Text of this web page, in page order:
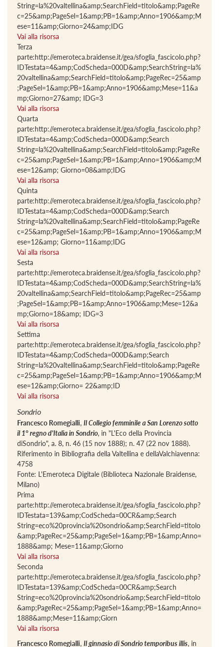
String=la%20valtellina&amp;SearchField=titolo&amp;PageRe
c=25&amp;PageSel=1&amp;PB=1&amp;Anno=1906&amp;M
ese=11&amp;Giorno=24&amp;IDG
Vai alla risorsa
Terza
parte:http://emeroteca.braidense.it/gea/sfoglia_fascicolo.php?
IDTestata=4&amp;CodScheda=000D&amp;SearchString=la%
20valtellina&amp;SearchField=titolo&amp;PageRec=25&amp
;PageSel=1&amp;PB=1&amp;Anno=1906&amp;Mese=11&a
mp;Giorno=27&amp; IDG=3
Vai alla risorsa
Quarta
parte:http://emeroteca.braidense.it/gea/sfoglia_fascicolo.php?
IDTestata=4&amp;CodScheda=000D&amp;Search
String=la%20valtellina&amp;SearchField=titolo&amp;PageRe
c=25&amp;PageSel=1&amp;PB=1&amp;Anno=1906&amp;M
ese=12&amp; Giorno=08&amp;IDG
Vai alla risorsa
Quinta
parte:http://emeroteca.braidense.it/gea/sfoglia_fascicolo.php?
IDTestata=4&amp;CodScheda=000D&amp;Search
String=la%20valtellina&amp;SearchField=titolo&amp;PageRe
c=25&amp;PageSel=1&amp;PB=1&amp;Anno=1906&amp;M
ese=12&amp; Giorno=11&amp;IDG
Vai alla risorsa
Sesta
parte:http://emeroteca.braidense.it/gea/sfoglia_fascicolo.php?
IDTestata=4&amp;CodScheda=000D&amp;SearchString=la%
20valtellina&amp;SearchField=titolo&amp;PageRec=25&amp
;PageSel=1&amp;PB=1&amp;Anno=1906&amp;Mese=12&a
mp;Giorno=18&amp; IDG=3
Vai alla risorsa
Settima
parte:http://emeroteca.braidense.it/gea/sfoglia_fascicolo.php?
IDTestata=4&amp;CodScheda=000D&amp;Search
String=la%20valtellina&amp;SearchField=titolo&amp;PageRe
c=25&amp;PageSel=1&amp;PB=1&amp;Anno=1906&amp;M
ese=12&amp;Giorno= 22&amp;ID
Vai alla risorsa
Sondrio
Francesco Romegialli, Il Collegio femminile a San Lorenzo sotto
il 1° regno d'Italia in Sondrio, in "L'Eco della Provincia
diSondrio", a. 8, n. 46 (15 nov 1888); n. 47 (22 nov 1888).
Riferimento in Bibliografia della Valtellina e dellaValchiavenna:
4758
Fonte: L'Emeroteca Digitale (Biblioteca Nazionale Braidense,
Milano)
Prima
parte:http://emeroteca.braidense.it/gea/sfoglia_fascicolo.php?
IDTestata=139&amp;CodScheda=00CR&amp;Search
String=eco%20provincia%20sondrio&amp;SearchField=titolo
&amp;PageRec=25&amp;PageSel=1&amp;PB=1&amp;Anno=
1888&amp; Mese=11&amp;Giorno
Vai alla risorsa
Seconda
parte:http://emeroteca.braidense.it/gea/sfoglia_fascicolo.php?
IDTestata=139&amp;CodScheda=00CR&amp;Search
String=eco%20provincia%20sondrio&amp;SearchField=titolo
&amp;PageRec=25&amp;PageSel=1&amp;PB=1&amp;Anno=
1888&amp;Mese=11&amp;Giorn
Vai alla risorsa
Francesco Romegialli, Il ginnasio di Sondrio temporibus illis, in